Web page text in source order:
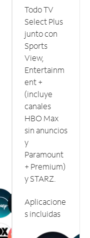
Todo TV
Select Plus
junto con
Sports
View,
Entertainm
ent +
(incluye
canales
HBO Max
sin anuncios
y
Paramount
+ Premium)
y STARZ.
Aplicacione
s incluidas